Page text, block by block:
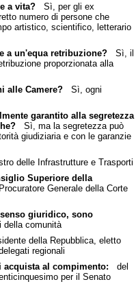
a vita?Sì, per gli ex
numero di persone che
artistico, scientifico, letterario
a un'equa retribuzione?Sì, il
proporzionata alla
alle Camere?Sì, ogni
garantito alla segretezza
Sì, ma la segretezza può
giudiziaria e con le garanzie
delle Infrastrutture e Trasporti
Superiore della
Generale della Corte
giuridico, sono
comunità
della Repubblica, eletto
regionali
al compimento: del
per il Senato